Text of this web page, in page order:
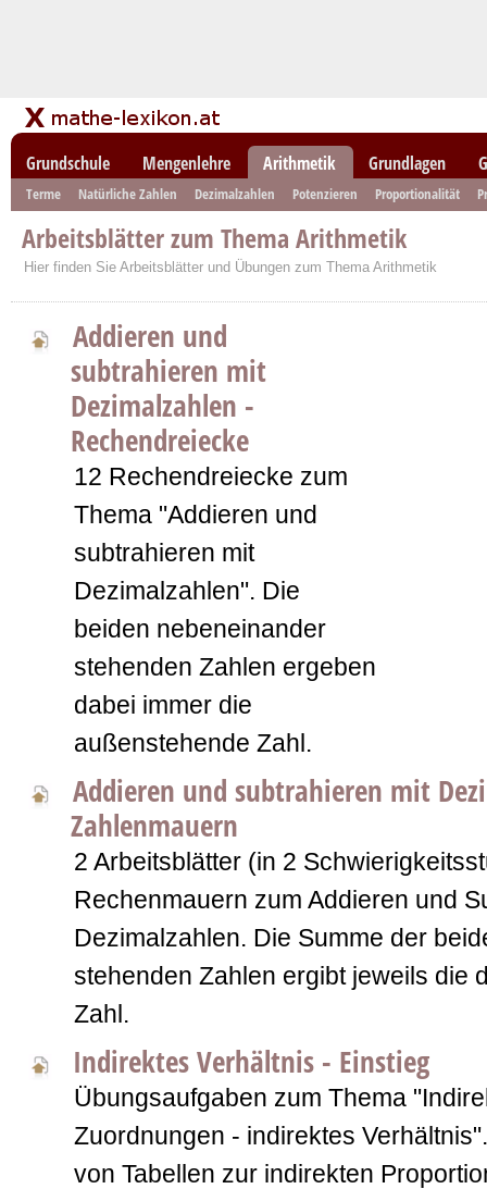
Grundschule Mengenlehre Arithmetik Grundlagen
Terme Natürliche Zahlen Dezimalzahlen Potenzieren Proportionalität
Arbeitsblätter zum Thema Arithmetik
Hier finden Sie Arbeitsblätter und Übungen zum Thema Arithmetik
Addieren und
subtrahieren mit
Dezimalzahlen -
Rechendreiecke
12 Rechendreiecke zum
Thema "Addieren und
subtrahieren mit
Dezimalzahlen". Die
beiden nebeneinander
stehenden Zahlen ergeben
dabei immer die
außenstehende Zahl.
Addieren und subtrahieren mit
Zahlenmauern
2 Arbeitsblätter (in 2
Rechenmauern zum Addieren und
Dezimalzahlen. Die Summe der
stehenden Zahlen ergibt jeweils die
Zahl.
Indirektes Verhältnis - Einstieg
Übungsaufgaben zum Thema
Zuordnungen - indirektes
von Tabellen zur indirekten